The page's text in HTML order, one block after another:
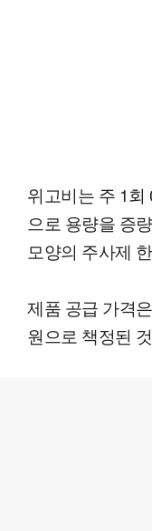
위고비는 주 1
으로 용량을 증
모양의 주사제
제품 공급 가격
원으로 책정된